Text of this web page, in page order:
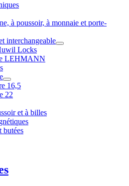
à poussoir, à monnaie et porte-
interchangeable
Locks
LEHMANN
16,5
22
et à billes
butées